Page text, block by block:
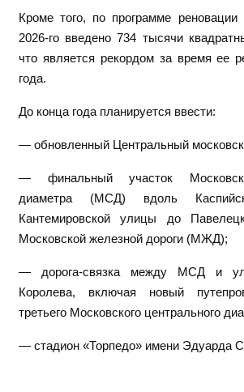
Кроме того, по программе
2026-го введено 734 тысячи
что является рекордом за время ее
года.
До конца года планируется ввести:
— обновленный Центральный
— финальный участок
диаметра (МСД) вдоль
Кантемировской улицы до
Московской железной дороги (МЖД);
— дорога-связка между МСД и
Королева, включая новый
третьего Московского центрального
— стадион «Торпедо» имени Эдуарда